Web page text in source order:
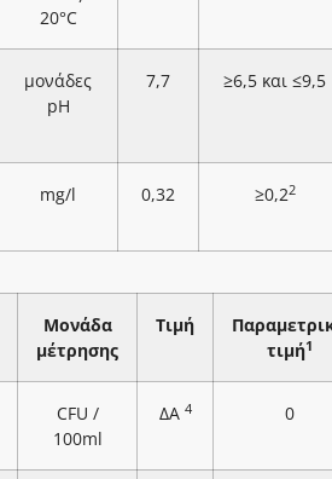
20°C
μονάδες
pH
7,7 ≥6,5 και ≤9,5
mg/l 0,32 ≥0,22
Μονάδα
μέτρησης
Τιμή
τιμή1
CFU /
100ml
ΔΑ 4 0